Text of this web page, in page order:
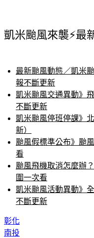
凱米颱風來襲⚡最
最新颱風動態／凱米
報不斷更新
凱米颱風交通異動》
不斷更新
凱米颱風停班停課》
新）
颱風假標準公布》颱
看
颱風飛機取消怎麼辦
圍一次看
凱米颱風活動異動》
不斷更新
彰化
南投